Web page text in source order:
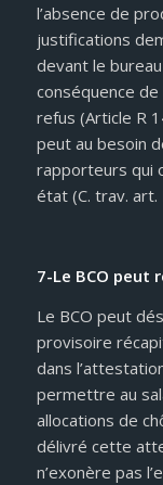
l’absence de
justifications
devant le
conséquence
refus (Article R
peut au besoin
rapporteurs qui
état (C. trav.
7-Le BCO peut
Le BCO peut
provisoire
dans
permettre au
allocations de
délivré cette
n’exonère pas